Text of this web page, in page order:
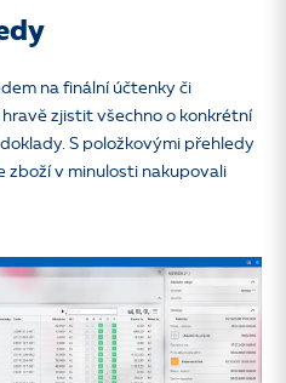
na finální účtenky či
zjistit všechno o konkrétní
S položkovými přehledy
zboží v minulosti nakupovali